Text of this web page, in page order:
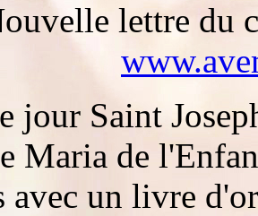
lettre du
jour Saint
Maria de
avec un livre